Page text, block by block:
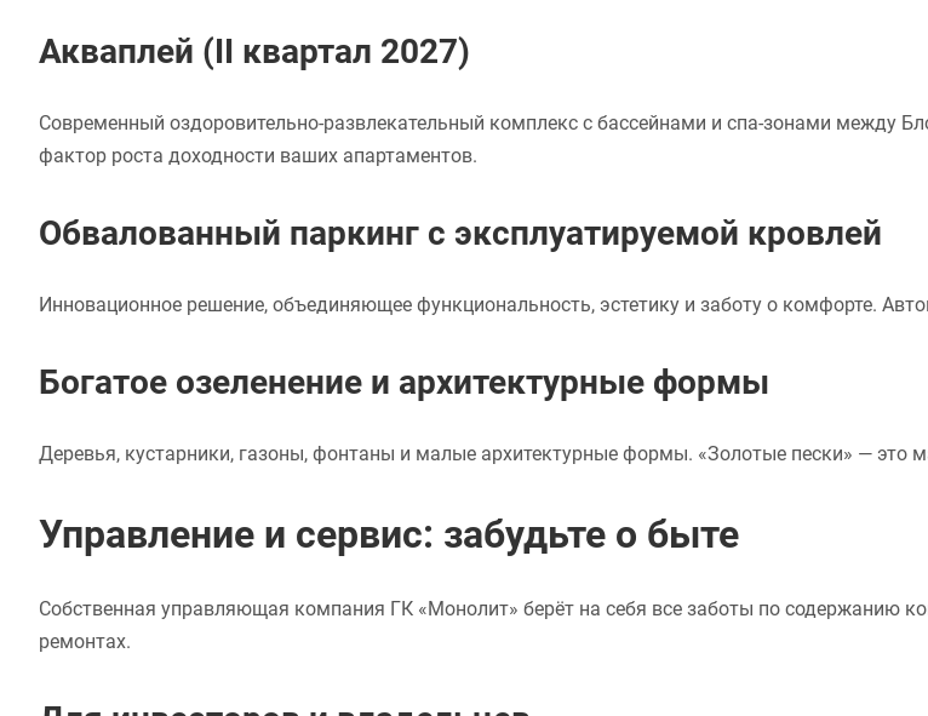
Акваплей (II квартал 2027)
Современный оздоровительно-развлекательный комплекс с бассейнами и спа-зонами между
фактор роста доходности ваших апартаментов.
Обвалованный паркинг с эксплуатируемой кровлей
Инновационное решение, объединяющее функциональность, эстетику и заботу о комфорте.
Богатое озеленение и архитектурные формы
Деревья, кустарники, газоны, фонтаны и малые архитектурные формы. «Золотые пески» — это
Управление и сервис: забудьте о быте
Собственная управляющая компания ГК «Монолит» берёт на себя все заботы по содержанию
ремонтах.